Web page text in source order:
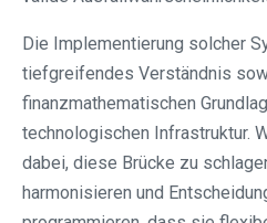
Die Implementierung solcher
tiefgreifendes Verständnis
finanzmathematischen
technologischen Infrastruktur.
dabei, diese Brücke zu
harmonisieren und